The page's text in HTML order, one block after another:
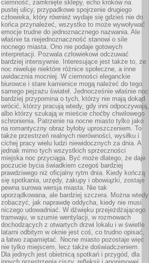
ciemność, zamknięte sklepy, echo kroków na
pustej ulicy, przypadkowe spojrzenie drugiego
człowieka, który również wydaje się gdzieś nie do
końca przynależeć, wszystko to może wywoływać
emocje trudne do jednoznacznego nazwania. Ale
właśnie ta niejednoznaczność stanowi o sile
nocnego miasta. Ono nie podaje gotowych
interpretacji. Pozwala człowiekowi odczuwać
bardziej intensywnie. Interesujące jest także to, że
noc niweluje niektóre różnice społeczne, a inne
uwidacznia mocniej. W ciemności eleganckie
biurowce i stare kamienice mogą należeć do tego
samego pejzażu świateł. Jednocześnie właśnie noc
bardziej przypomina o tych, którzy nie mają dokąd
wrócić, którzy pracują wtedy, gdy inni odpoczywają,
albo którzy szukają w mieście choćby chwilowego
schronienia. Patrzenie na nocne miasto tylko jako
na romantyczny obraz byłoby uproszczeniem. To
także przestrzeń realnych nierówności, wysiłku i
cichej pracy wielu ludzi niewidocznych za dnia. A
jednak mimo tych wszystkich sprzeczności
miejska noc przyciąga. Być może dlatego, że daje
poczucie bycia świadkiem czegoś bardziej
prawdziwego niż oficjalny rytm dnia. Kiedy kończą
się spotkania, urzędy, zakupy i obowiązki, zostaje
pewna surowa wersja miasta. Nie tak
uporządkowana, ale bardziej szczera. Można wtedy
zobaczyć, jak naprawdę oddycha, kiedy nie musi
niczego udowadniać. W dźwięku przejeżdżającego
tramwaju, w szumie wentylacji, w rozmowach
dochodzących z otwartych drzwi lokalu i w świetle
latarni odbitym w oknie jest coś, co trudno opisać,
a łatwo zapamiętać. Nocne miasto pozostaje więc
nie tylko miejscem, lecz także doświadczeniem.
Dla jednych jest obietnicą spotkań i przygód, dla